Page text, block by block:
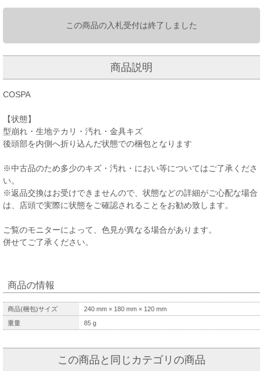
この商品の入札受付は終了しました
商品説明
COSPA
【状態】
型崩れ・生地テカリ・汚れ・金具キズ
後頭部を内側へ折り込んだ状態での梱包となります
※中古品のため多少のキズ・汚れ・におい等についてはご了承くださ
い。
※返品交換はお受けできませんので、状態などの詳細がご心配な場合
は、店頭で実際に状態をご確認されることをお勧め致します。
ご覧のモニターによって、色見が異なる場合があります。
併せてご了承ください。
商品の情報
商品(梱包)サイズ 240 mm × 180 mm × 120 mm
重量
85 g
この商品と同じカテゴリの商品